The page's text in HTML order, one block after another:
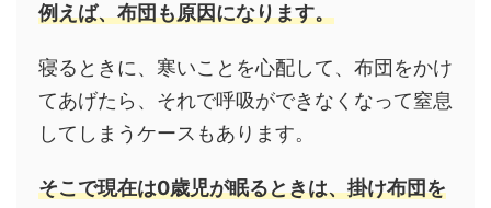
例えば、布団も原因になります。
寝るときに、寒いことを心配して、布団をかけ
てあげたら、それで呼吸ができなくなって窒息
してしまうケースもあります。
そこで現在は0歳児が眠るときは、掛け布団を